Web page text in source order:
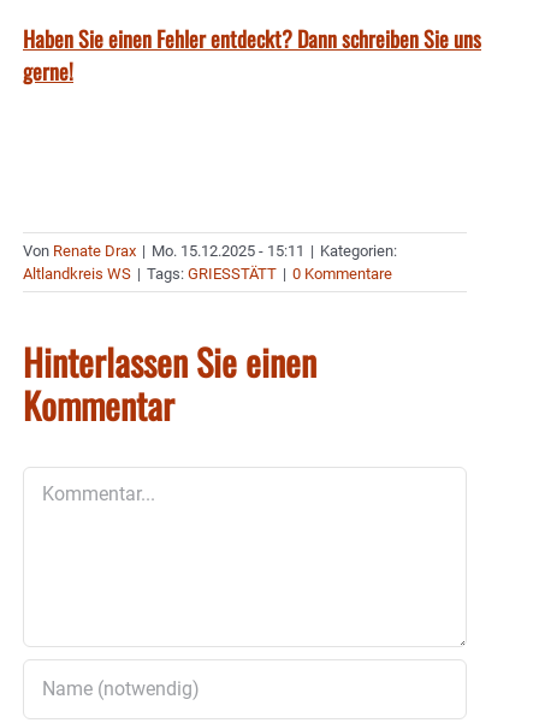
Haben Sie einen Fehler entdeckt? Dann schreiben Sie uns
gerne!
Von Renate Drax | Mo. 15.12.2025 - 15:11 | Kategorien:
Altlandkreis WS | Tags: GRIESSTÄTT | 0 Kommentare
Hinterlassen Sie einen
Kommentar